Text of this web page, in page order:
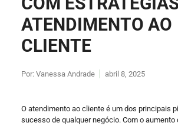
ATENDIMENTO AO
CLIENTE
Por: Vanessa Andrade abril 8, 2025
O atendimento ao cliente é um dos principais
sucesso de qualquer negócio. Com o aumento